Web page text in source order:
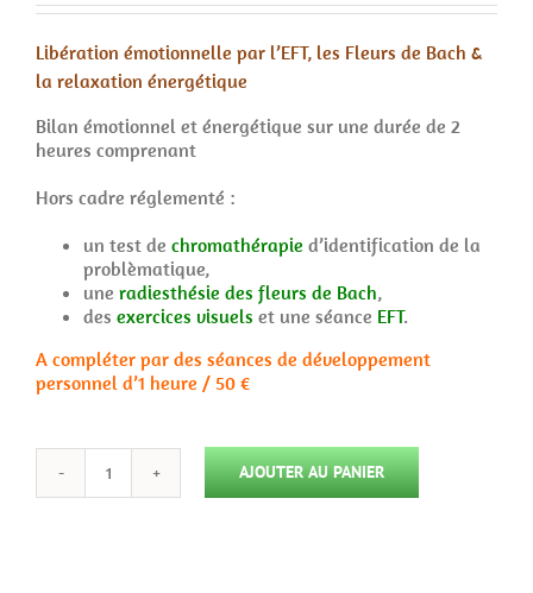
Libération émotionnelle par l’EFT, les Fleurs de Bach &
la relaxation énergétique
Bilan émotionnel et énergétique sur une durée de 2
heures comprenant
Hors cadre réglementé :
un test de chromathérapie d’identification de la
problèmatique,
une radiesthésie des fleurs de Bach,
des exercices visuels et une séance EFT.
A compléter par des séances de développement
personnel d’1 heure / 50 €
quantité
AJOUTER AU PANIER